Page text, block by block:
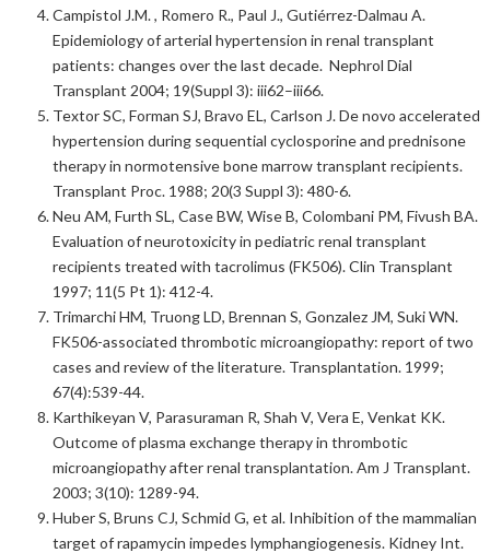
Campistol J.M. , Romero R., Paul J., Gutiérrez-Dalmau A.
Epidemiology of arterial hypertension in renal transplant
patients: changes over the last decade. Nephrol Dial
Transplant 2004; 19(Suppl 3): iii62–iii66.
Textor SC, Forman SJ, Bravo EL, Carlson J. De novo accelerated
hypertension during sequential cyclosporine and prednisone
therapy in normotensive bone marrow transplant recipients.
Transplant Proc. 1988; 20(3 Suppl 3): 480-6.
Neu AM, Furth SL, Case BW, Wise B, Colombani PM, Fivush BA.
Evaluation of neurotoxicity in pediatric renal transplant
recipients treated with tacrolimus (FK506). Clin Transplant
1997; 11(5 Pt 1): 412-4.
Trimarchi HM, Truong LD, Brennan S, Gonzalez JM, Suki WN.
FK506-associated thrombotic microangiopathy: report of two
cases and review of the literature. Transplantation. 1999;
67(4):539-44.
Karthikeyan V, Parasuraman R, Shah V, Vera E, Venkat KK.
Outcome of plasma exchange therapy in thrombotic
microangiopathy after renal transplantation. Am J Transplant.
2003; 3(10): 1289-94.
Huber S, Bruns CJ, Schmid G, et al. Inhibition of the mammalian
target of rapamycin impedes lymphangiogenesis. Kidney Int.